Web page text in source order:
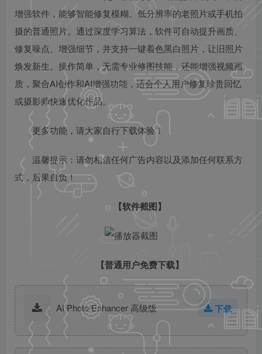
增强软件，能够智能修复模糊、低分辨率的老照片或手机拍
摄的普通照片。通过深度学习算法，软件可自动提升画质、
修复噪点、增强细节，并支持一键着色黑白照片，让旧照片
焕发新生。操作简单，无需专业修图技能，还能增强视频画
质，聚合AI创作和AI增强功能，适合个人用户修复珍贵回忆
或摄影师快速优化作品。
更多功能，请大家自行下载体验！
温馨提示：请勿相信任何广告内容以及添加任何联系方
式，后果自负！
【软件截图】
【普通用户免费下载】
AI Photo Enhancer 高级版 下载